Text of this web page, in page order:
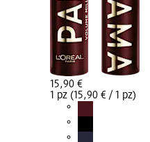
15,90 €
1 pz (15,90 € / 1 pz)